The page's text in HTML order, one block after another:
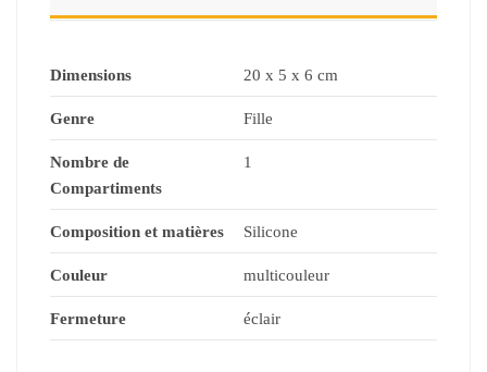
Dimensions 20 x 5 x 6 cm
Genre Fille
Nombre de
Compartiments
1
Composition et matières Silicone
Couleur multicouleur
Fermeture éclair